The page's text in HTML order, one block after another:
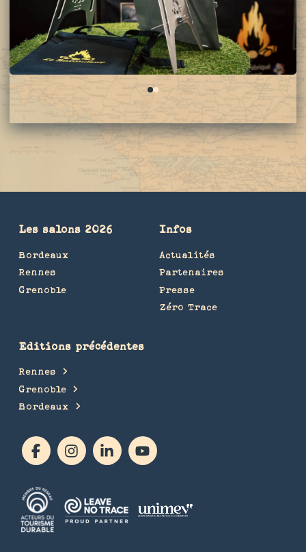
01
Les salons 2026
Bordeaux
Rennes
Grenoble
Infos
Actualités
Partenaires
Presse
Zéro Trace
Editions précédentes
Rennes
Grenoble
Bordeaux